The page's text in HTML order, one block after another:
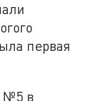
первая
№5 в